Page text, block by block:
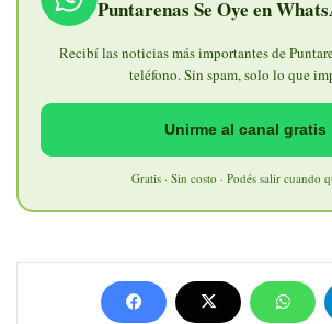
Puntarenas Se Oye en
Recibí las noticias más importantes de
teléfono. Sin spam, solo lo que
Unirme al canal gratis
Gratis · Sin costo · Podés salir cuando